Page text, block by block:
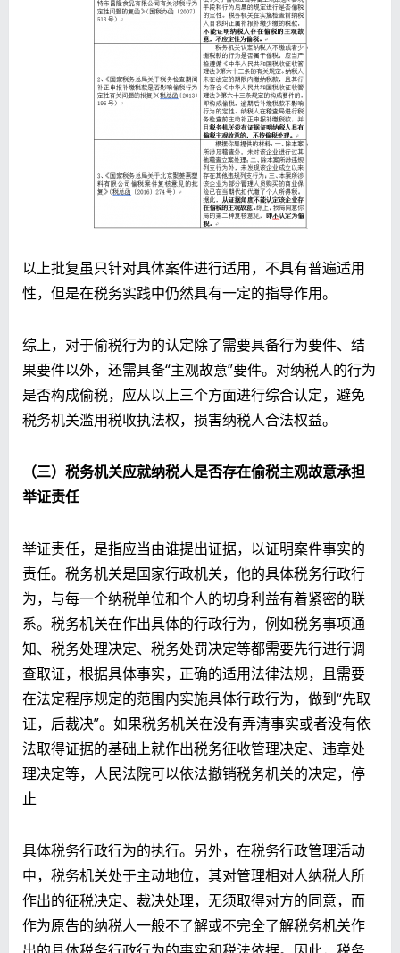
以上批复虽只针对具体案件进行适用，不具有普遍适用
性，但是在税务实践中仍然具有一定的指导作用。
综上，对于偷税行为的认定除了需要具备行为要件、结
果要件以外，还需具备“主观故意”要件。对纳税人的行为
是否构成偷税，应从以上三个方面进行综合认定，避免
税务机关滥用税收执法权，损害纳税人合法权益。
（三）税务机关应就纳税人是否存在偷税主观故意承担
举证责任
举证责任，是指应当由谁提出证据，以证明案件事实的
责任。税务机关是国家行政机关，他的具体税务行政行
为，与每一个纳税单位和个人的切身利益有着紧密的联
系。税务机关在作出具体的行政行为，例如税务事项通
知、税务处理决定、税务处罚决定等都需要先行进行调
查取证，根据具体事实，正确的适用法律法规，且需要
在法定程序规定的范围内实施具体行政行为，做到“先取
证，后裁决”。如果税务机关在没有弄清事实或者没有依
法取得证据的基础上就作出税务征收管理决定、违章处
理决定等，人民法院可以依法撤销税务机关的决定，停
止
具体税务行政行为的执行。另外，在税务行政管理活动
中，税务机关处于主动地位，其对管理相对人纳税人所
作出的征税决定、裁决处理，无须取得对方的同意，而
作为原告的纳税人一般不了解或不完全了解税务机关作